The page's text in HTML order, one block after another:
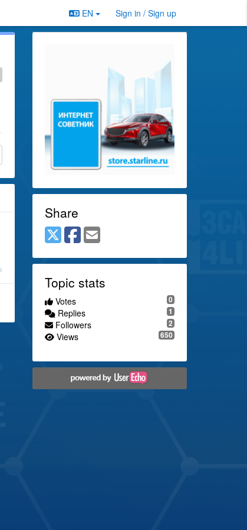
EN Sign in / Sign up
Share
Topic stats
0
Votes
1
Replies
2
Followers
650
Views